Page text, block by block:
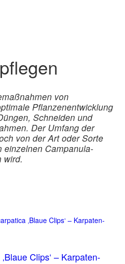
von
Pflanzenentwicklung
Schneiden und
Der Umfang der
von der Art oder Sorte
einzelnen Campanula-
wird.
Clips‘ – Karpaten-